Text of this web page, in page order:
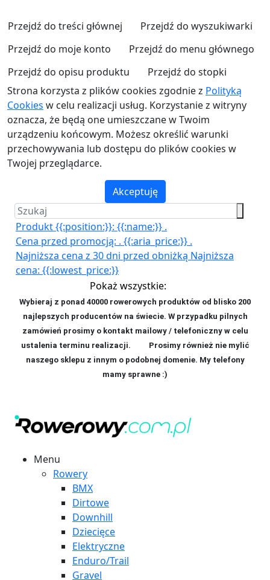
Przejdź do treści głównej
Przejdź do wyszukiwarki
Przejdź do moje konto
Przejdź do menu głównego
Przejdź do opisu produktu
Przejdź do stopki
Strona korzysta z plików cookies zgodnie z Polityką
Cookies w celu realizacji usług. Korzystanie z witryny
oznacza, że będą one umieszczane w Twoim
urządzeniu końcowym. Możesz określić warunki
przechowywania lub dostępu do plików cookies w
Twojej przeglądarce.
Akceptuję
Produkt {{:position:}}: {{:name:}} .
Cena przed promocją: . {{:aria_price:}} .
Najniższa cena z 30 dni przed obniżką Najniższa
cena: {{:lowest_price:}}
Pokaż wszystkie:
Wybieraj z ponad 40000 rowerowych produktów od blisko 200
najlepszych producentów na świecie. W przypadku pilnych
zamówień prosimy o kontakt mailowy / telefoniczny w celu
ustalenia terminu realizacji. Prosimy również nie mylić
naszego sklepu z innym o podobnej domenie. My telefony
mamy sprawne :)
Menu
Rowery
BMX
Dirtowe
Downhill
Dziecięce
Elektryczne
Enduro/Trail
Gravel